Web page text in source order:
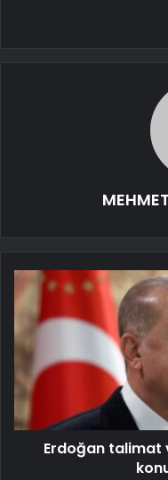
Erdoğan talimat